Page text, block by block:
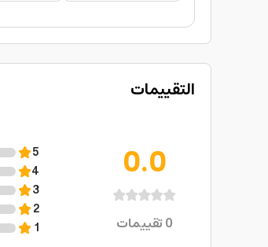
التقييمات
0.0
0تقييمات
5
4
3
2
1